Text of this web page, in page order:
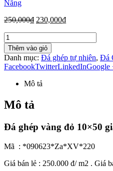
Nẵng
250,000₫ 230,000₫
Thêm vào giỏ
Danh mục: Đá ghép tự nhiên, Đá
FacebookTwitterLinkedInGoogle
Mô tả
Mô tả
Đá ghép vàng đỏ 10×50
Mã : *090623*Za*XV*220
Giá bán lẻ : 250.000 đ/ m2 . Giá